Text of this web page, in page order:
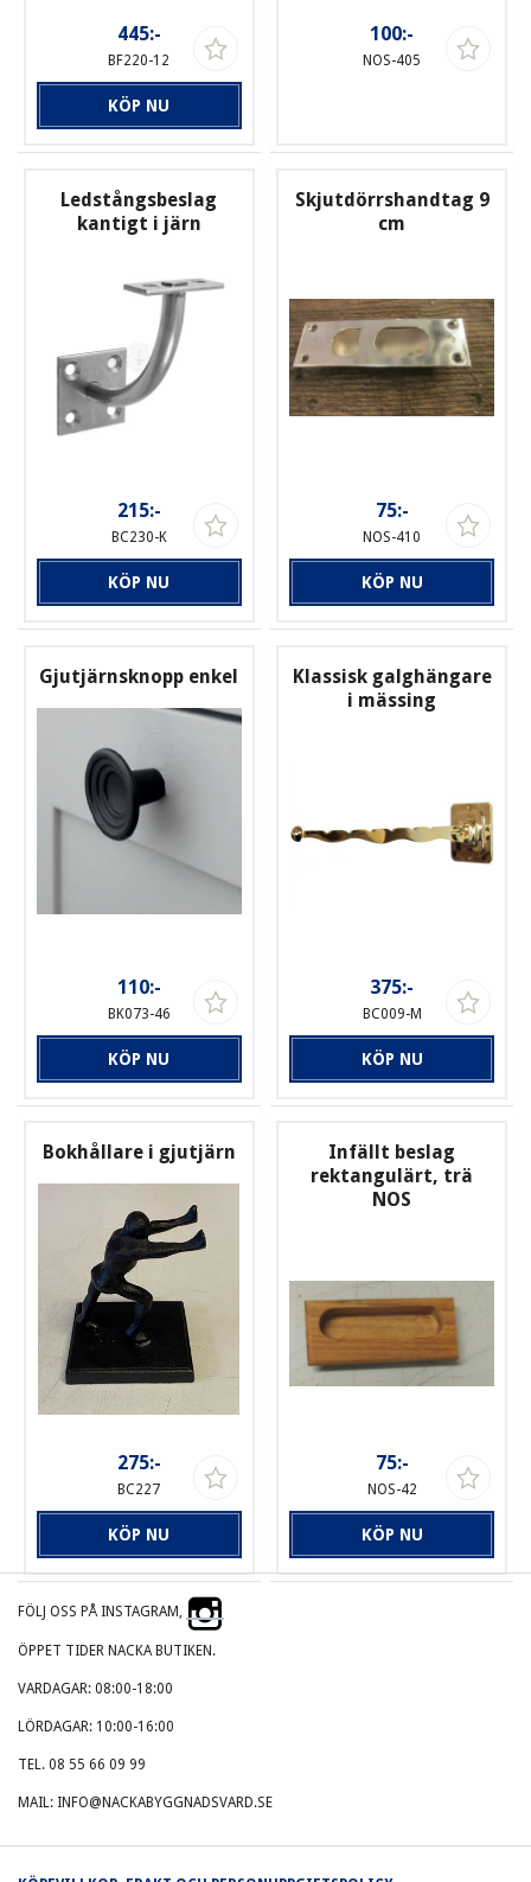
445:-
BF220-12
KÖP NU
100:-
NOS-405
Ledstångsbeslag
kantigt i järn
215:-
BC230-K
KÖP NU
Skjutdörrshandtag 9
cm
75:-
NOS-410
KÖP NU
Gjutjärnsknopp enkel
110:-
BK073-46
KÖP NU
Klassisk galghängare
i mässing
375:-
BC009-M
KÖP NU
Bokhållare i gjutjärn
275:-
BC227
KÖP NU
Infällt beslag
rektangulärt, trä
NOS
75:-
NOS-42
KÖP NU
FÖLJ OSS PÅ INSTAGRAM,
ÖPPET TIDER NACKA BUTIKEN.
VARDAGAR: 08:00-18:00
LÖRDAGAR: 10:00-16:00
TEL. 08 55 66 09 99
MAIL: INFO@NACKABYGGNADSVARD.SE